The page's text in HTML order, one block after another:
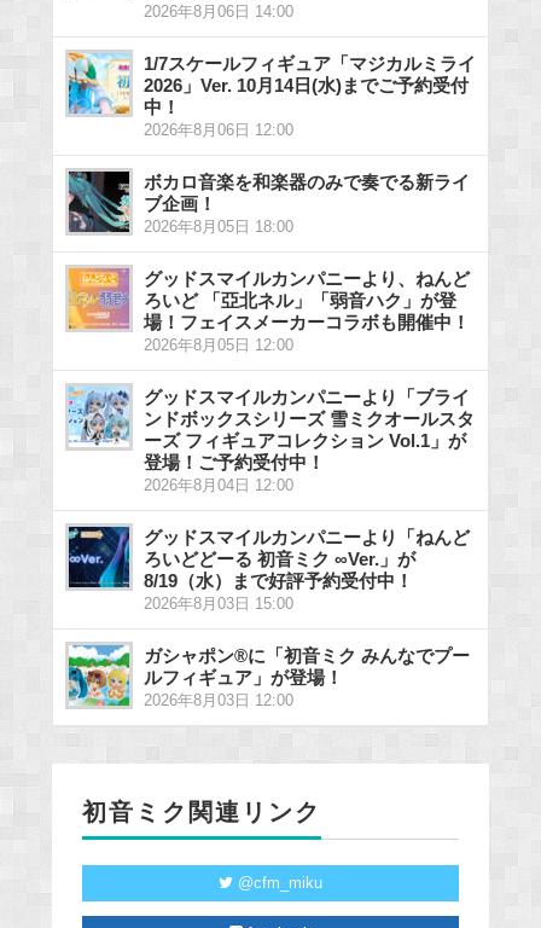
2026年8月06日 14:00
1/7スケールフィギュア「マジカルミライ
2026」Ver. 10月14日(水)までご予約受付
中！
2026年8月06日 12:00
ボカロ音楽を和楽器のみで奏でる新ライ
ブ企画！
2026年8月05日 18:00
グッドスマイルカンパニーより、ねんど
ろいど 「亞北ネル」「弱音ハク」が登
場！フェイスメーカーコラボも開催中！
2026年8月05日 12:00
グッドスマイルカンパニーより「ブライ
ンドボックスシリーズ 雪ミクオールスタ
ーズ フィギュアコレクション Vol.1」が
登場！ご予約受付中！
2026年8月04日 12:00
グッドスマイルカンパニーより「ねんど
ろいどどーる 初音ミク ∞Ver.」が
8/19（水）まで好評予約受付中！
2026年8月03日 15:00
ガシャポン®に「初音ミク みんなでプー
ルフィギュア」が登場！
2026年8月03日 12:00
初音ミク関連リンク
@cfm_miku